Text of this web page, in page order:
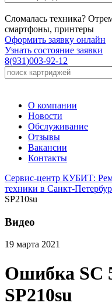
Сломалась техника?
смартфоны, принтеры
Оформить заявку онлайн
Узнать состояние заявки
8(931)003-92-12
О компании
Новости
Обслуживание
Отзывы
Вакансии
Контакты
Сервис-центр КУБИТ:
техники в Санкт-
SP210su
Видео
19 марта 2021
Ошибка SC
SP210su